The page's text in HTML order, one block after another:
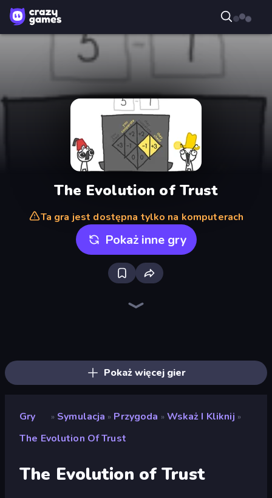
The Evolution of Trust
Ta gra jest dostępna tylko na komputerach
Pokaż inne gry
Pokaż więcej gier
Gry » Symulacja » Przygoda » Wskaż I Kliknij »
The Evolution Of Trust
The Evolution of Trust